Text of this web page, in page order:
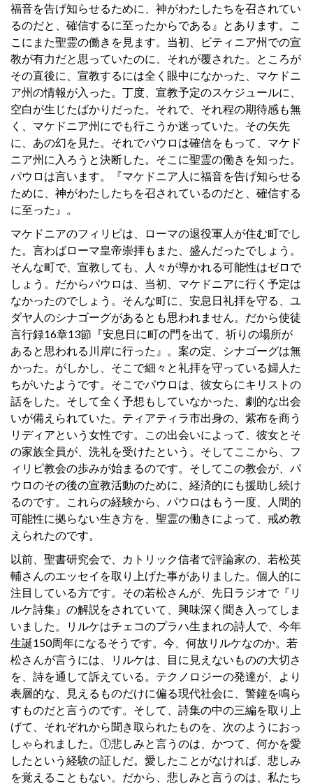
福音を告げ知らせるために、神がわたしたちを召されてい
るのだと、確信するに至ったからである』とあります。こ
こにまた聖霊の働きを見ます。当初、ビティニア州での宣
教が有力だと思っていたのに、それが覆された。ところが
その直後に、宣教するには全く眼中になかった、マケドニ
ア州の情報が入った。丁度、宣教予定のスケジュールに、
空白が生じたばかりだった。それで、それ程の期待感も無
く、マケドニア州にでも行こうか迷っていた。その矢先
に、あの幻を見た。それでパウロは確信をもって、マケド
ニア州に入ろうと決断した。そこに聖霊の働きを知った。
パウロは言います。『マケドニア人に福音を告げ知らせる
ために、神がわたしたちを召されているのだと、確信する
に至った』。
マケドニアのフィリピは、ローマの退役軍人が住む町でし
た。言わばローマ皇帝崇拝もまた、盛んだったでしょう。
そんな町で、宣教しても、人々が導かれる可能性はゼロで
しょう。だからパウロは、当初、マケドニアに行く予定は
なかったのでしょう。そんな町に、安息日礼拝を守る、ユ
ダヤ人のシナゴーグがあるとも思われません。だから使徒
言行録16章13節『安息日に町の門を出て、祈りの場所が
あると思われる川岸に行った』。案の定、シナゴーグは無
かった。がしかし、そこで細々と礼拝を守っている婦人た
ちがいたようです。そこでパウロは、彼女らにキリストの
話をした。そして全く予想もしていなかった、劇的な出会
いが備えられていた。ティアティラ市出身の、紫布を商う
リディアという女性です。この出会いによって、彼女とそ
の家族全員が、洗礼を受けたという。そしてここから、フ
ィリピ教会の歩みが始まるのです。そしてこの教会が、パ
ウロのその後の宣教活動のために、経済的にも援助し続け
るのです。これらの経験から、パウロはもう一度、人間的
可能性に拠らない生き方を、聖霊の働きによって、戒め教
えられたのです。
以前、聖書研究会で、カトリック信者で評論家の、若松英
輔さんのエッセイを取り上げた事がありました。個人的に
注目している方です。その若松さんが、先日ラジオで『リ
ルケ詩集』の解説をされていて、興味深く聞き入ってしま
いました。リルケはチェコのプラハ生まれの詩人で、今年
生誕150周年になるそうです。今、何故リルケなのか。若
松さんが言うには、リルケは、目に見えないものの大切さ
を、詩を通して訴えている。テクノロジーの発達が、より
表層的な、見えるものだけに偏る現代社会に、警鐘を鳴ら
すものだと言うのです。そして、詩集の中の三編を取り上
げて、それぞれから聞き取られたものを、次のようにおっ
しゃられました。①悲しみと言うのは、かつて、何かを愛
したという経験の証しだ。愛したことがなければ、悲しみ
を覚えることもない。だから、悲しみと言うのは、私たち